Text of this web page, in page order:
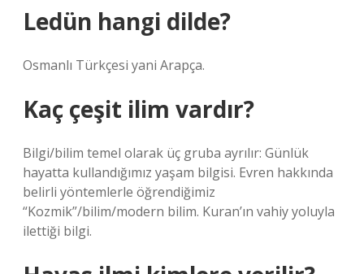
Ledün hangi dilde?
Osmanlı Türkçesi yani Arapça.
Kaç çeşit ilim vardır?
Bilgi/bilim temel olarak üç gruba ayrılır: Günlük
hayatta kullandığımız yaşam bilgisi. Evren hakkında
belirli yöntemlerle öğrendiğimiz
“Kozmik”/bilim/modern bilim. Kuran’ın vahiy yoluyla
ilettiği bilgi.